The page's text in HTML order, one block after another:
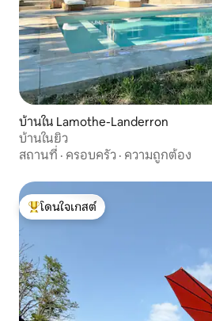
บ้านใน Lamothe-Landerron
บ้านในยิว
สถานที่ · ครอบครัว · ความถูกต้อง
โดนใจเกสต์ที่สุด
โดนใจเกสต์